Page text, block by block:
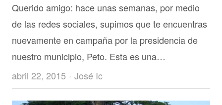
Querido amigo: hace unas semanas, por medio
de las redes sociales, supimos que te encuentras
nuevamente en campaña por la presidencia de
nuestro municipio, Peto. Esta es una…
abril 22, 2015
Author
José Ic